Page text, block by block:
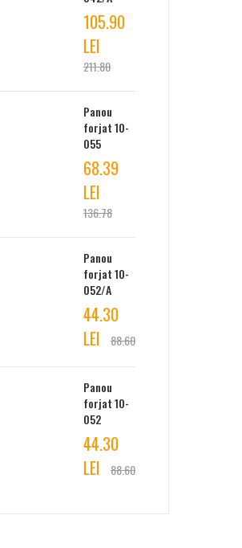
105.90
LEI
211.80
Panou
forjat 10-
055
68.39
LEI
136.78
Panou
forjat 10-
052/A
44.30
LEI
88.60
Panou
forjat 10-
052
44.30
LEI
88.60